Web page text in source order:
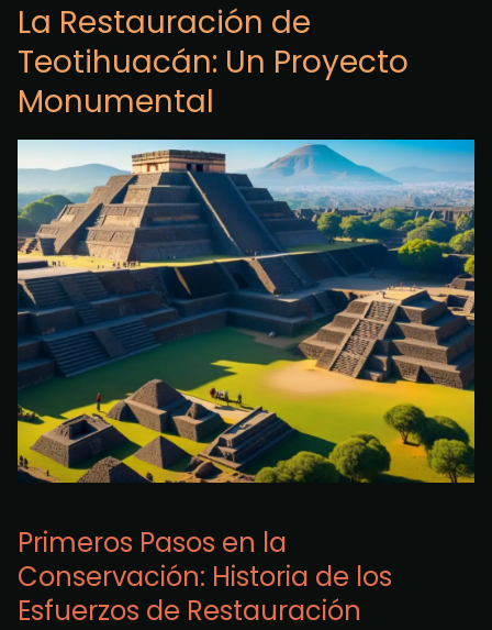
La Restauración de
Teotihuacán: Un Proyecto
Monumental
Primeros Pasos en la
Conservación: Historia de los
Esfuerzos de Restauración